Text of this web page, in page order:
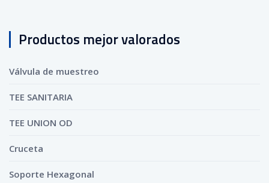
Productos mejor valorados
Válvula de muestreo
TEE SANITARIA
TEE UNION OD
Cruceta
Soporte Hexagonal